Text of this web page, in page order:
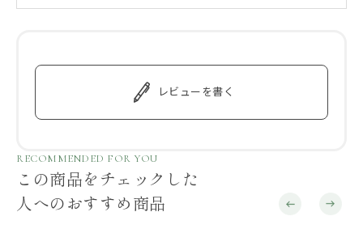
レビューを書く
RECOMMENDED FOR YOU
この商品をチェックした
人へのおすすめ商品